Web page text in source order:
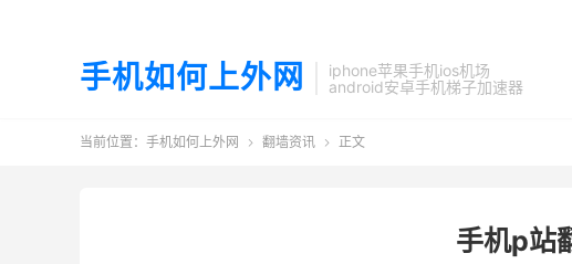
手机如何上外网
iphone苹果手机ios机场
android安卓手机梯子加速器
当前位置： 手机如何上外网  翻墙资讯  正文
手机p站